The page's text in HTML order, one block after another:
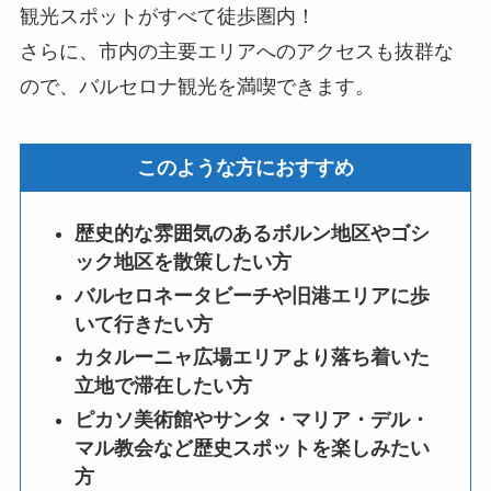
観光スポットがすべて徒歩圏内！
さらに、市内の主要エリアへのアクセスも抜群な
ので、バルセロナ観光を満喫できます。
このような方におすすめ
歴史的な雰囲気のあるボルン地区やゴシ
ック地区を散策したい方
バルセロネータビーチや旧港エリアに歩
いて行きたい方
カタルーニャ広場エリアより落ち着いた
立地で滞在したい方
ピカソ美術館やサンタ・マリア・デル・
マル教会など歴史スポットを楽しみたい
方